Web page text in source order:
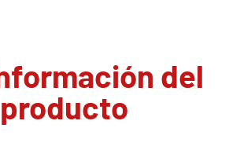
del
producto